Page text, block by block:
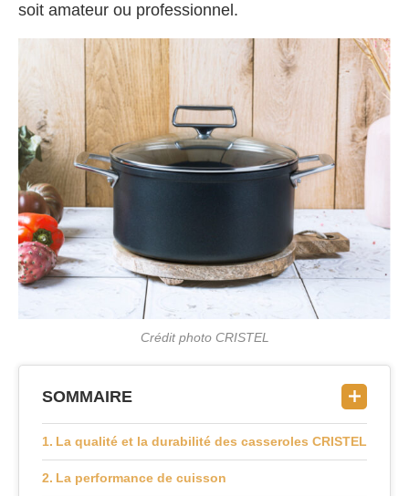
soit amateur ou professionnel.
Crédit photo CRISTEL
SOMMAIRE
La qualité et la durabilité des casseroles CRISTEL
La performance de cuisson